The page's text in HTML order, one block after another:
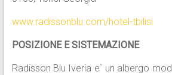
www.radissonblu.com/hotel-tbilisi
POSIZIONE E SISTEMAZIONE
Radisson Blu Iveria e` un albergo